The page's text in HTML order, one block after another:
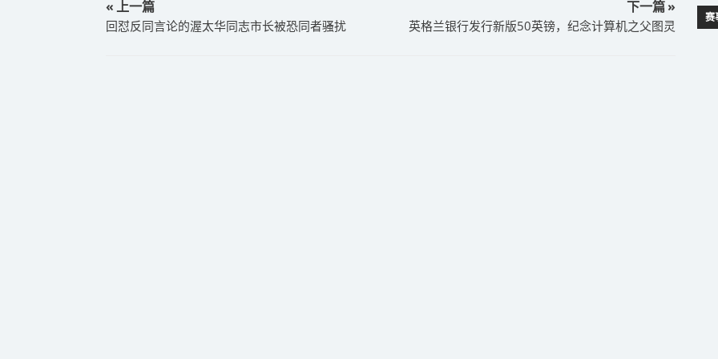
« 上一篇
回怼反同言论的渥太华同志市长被恐同者骚扰
下一篇 »
英格兰银行发行新版50英镑，纪念计算机之父图灵
赛